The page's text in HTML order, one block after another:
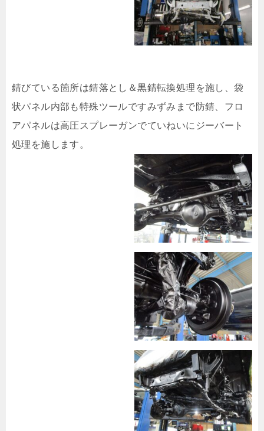
錆びている箇所は錆落とし＆黒錆転換処理を施し、袋
状パネル内部も特殊ツールですみずみまで防錆、フロ
アパネルは高圧スプレーガンでていねいにジーバート
処理を施します。